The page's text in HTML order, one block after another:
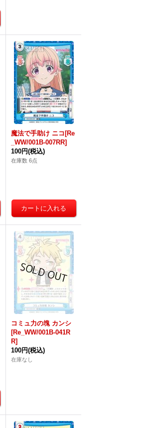
魔法で手助け ニコ[Re
_WW/001B-007RR]
100円(税込)
在庫数 6点
コミュ力の塊 カンシ
[Re_WW/001B-041R
R]
100円(税込)
在庫なし